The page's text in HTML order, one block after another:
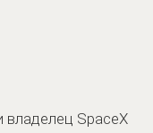
владелец SpaceX